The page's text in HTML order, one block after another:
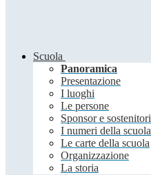
Scuola
Panoramica
Presentazione
I luoghi
Le persone
Sponsor e sostenitori
I numeri della scuola
Le carte della scuola
Organizzazione
La storia